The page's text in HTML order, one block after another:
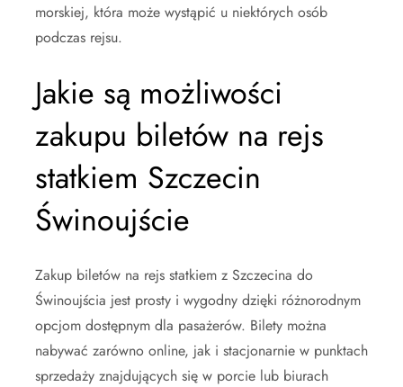
morskiej, która może wystąpić u niektórych osób
podczas rejsu.
Jakie są możliwości
zakupu biletów na rejs
statkiem Szczecin
Świnoujście
Zakup biletów na rejs statkiem z Szczecina do
Świnoujścia jest prosty i wygodny dzięki różnorodnym
opcjom dostępnym dla pasażerów. Bilety można
nabywać zarówno online, jak i stacjonarnie w punktach
sprzedaży znajdujących się w porcie lub biurach